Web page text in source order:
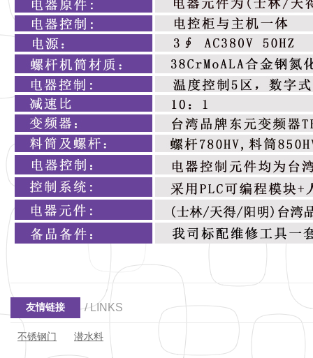
友情链接 / LINKS
不锈钢门 潜水料